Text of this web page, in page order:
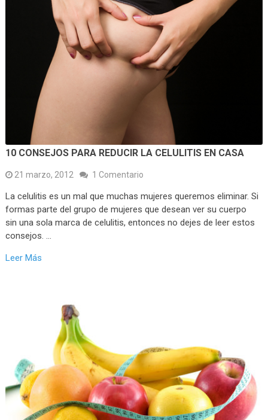
10 CONSEJOS PARA REDUCIR LA CELULITIS EN CASA
21 marzo, 2012 1 Comentario
La celulitis es un mal que muchas mujeres queremos eliminar. Si
formas parte del grupo de mujeres que desean ver su cuerpo
sin una sola marca de celulitis, entonces no dejes de leer estos
consejos. …
Leer Más